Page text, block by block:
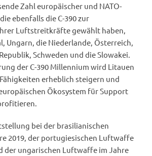
Zahl europäischer und NATO-
ebenfalls die C-390 zur
Luftstreitkräfte gewählt haben,
Ungarn, die Niederlande, Österreich,
Schweden und die Slowakei.
der C-390 Millennium wird Litauen
erheblich steigern und
Ökosystem für Support
bei der brasilianischen
2019, der portugiesischen Luftwaffe
der ungarischen Luftwaffe im Jahre